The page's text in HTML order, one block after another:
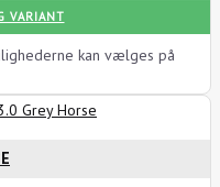
VARIANT
kan vælges på